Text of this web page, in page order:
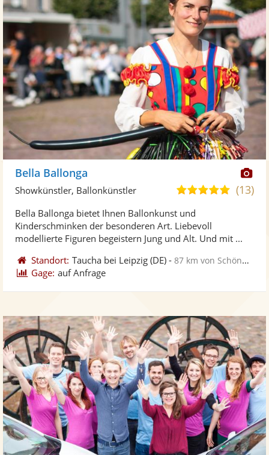
Bella Ballonga
4,9
Sternen
(13)
Showkünstler, Ballonkünstler
Bella Ballonga bietet Ihnen Ballonkunst und
Kinderschminken der besonderen Art. Liebevoll
modellierte Figuren begeistern Jung und Alt. Und mit ...
Standort: Taucha bei Leipzig (DE) -87 km von Schönebeck
Gage: auf Anfrage